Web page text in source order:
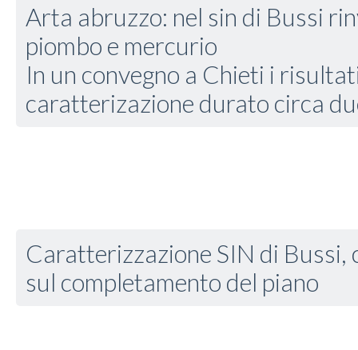
Arta abruzzo: nel sin di Bussi
piombo e mercurio
In un convegno a Chieti i
caratterizazione durato circa
Caratterizzazione SIN di Bussi,
sul completamento del piano